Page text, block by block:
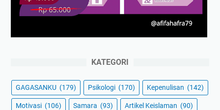
KATEGORI
GAGASANKU (179) Psikologi (170) Kepenulisan (142)
Motivasi (106) Samara (93) Artikel Keislaman (90)